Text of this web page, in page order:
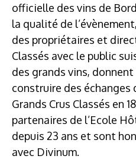
officielle des vins de
la qualité de
des propriétaires et
Classés avec le public
des grands vins,
construire des échanges
Grands Crus Classés en
partenaires de l’Ecole
depuis 23 ans et sont
avec Divinum.